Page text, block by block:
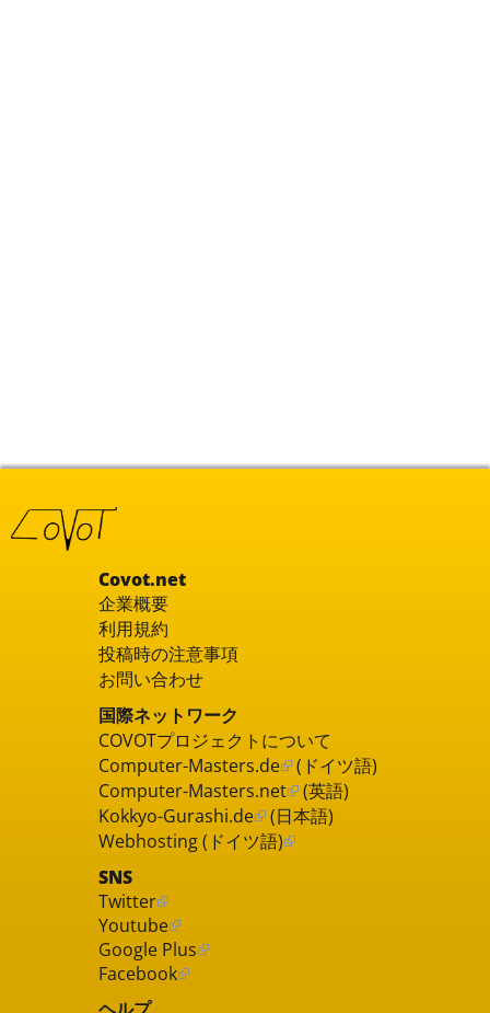
Covot.net
企業概要
利用規約
投稿時の注意事項
お問い合わせ
国際ネットワーク
COVOTプロジェクトについて
Computer-Masters.de (ドイツ語)
Computer-Masters.net (英語)
Kokkyo-Gurashi.de (日本語)
Webhosting (ドイツ語)
SNS
Twitter
Youtube
Google Plus
Facebook